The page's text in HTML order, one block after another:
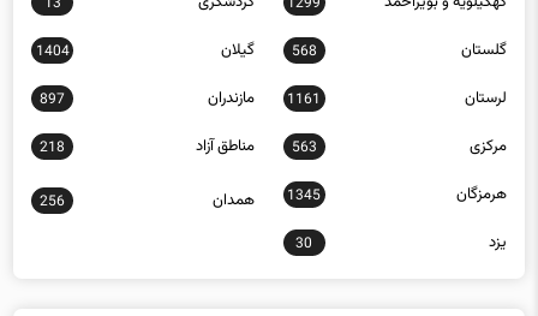
گلستان 568 گیلان 1404
لرستان 1161 مازندران 897
مرکزی 563 مناطق آزاد 218
هرمزگان 1345
256
یزد 30